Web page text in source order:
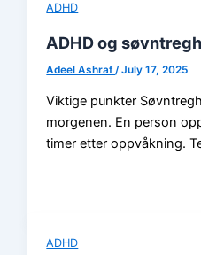
ADHD
ADHD og
Adeel Ashraf/July 17, 2025
Viktige punkter
morgenen. En person
timer etter oppvåkning.
ADHD